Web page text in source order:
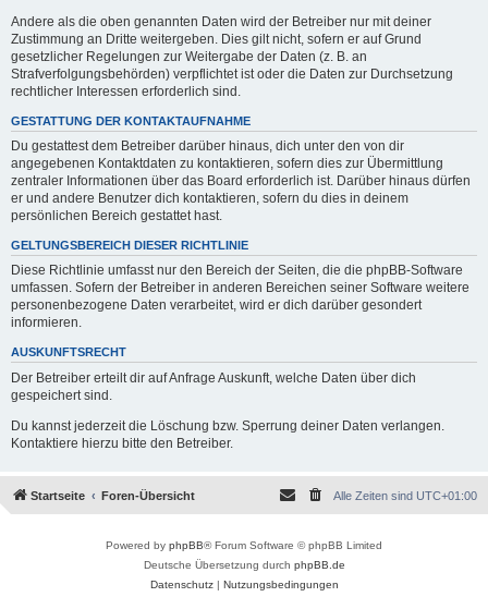
Andere als die oben genannten Daten wird der Betreiber nur mit deiner
Zustimmung an Dritte weitergeben. Dies gilt nicht, sofern er auf Grund
gesetzlicher Regelungen zur Weitergabe der Daten (z. B. an
Strafverfolgungsbehörden) verpflichtet ist oder die Daten zur Durchsetzung
rechtlicher Interessen erforderlich sind.
GESTATTUNG DER KONTAKTAUFNAHME
Du gestattest dem Betreiber darüber hinaus, dich unter den von dir
angegebenen Kontaktdaten zu kontaktieren, sofern dies zur Übermittlung
zentraler Informationen über das Board erforderlich ist. Darüber hinaus dürfen
er und andere Benutzer dich kontaktieren, sofern du dies in deinem
persönlichen Bereich gestattet hast.
GELTUNGSBEREICH DIESER RICHTLINIE
Diese Richtlinie umfasst nur den Bereich der Seiten, die die phpBB-Software
umfassen. Sofern der Betreiber in anderen Bereichen seiner Software weitere
personenbezogene Daten verarbeitet, wird er dich darüber gesondert
informieren.
AUSKUNFTSRECHT
Der Betreiber erteilt dir auf Anfrage Auskunft, welche Daten über dich
gespeichert sind.
Du kannst jederzeit die Löschung bzw. Sperrung deiner Daten verlangen.
Kontaktiere hierzu bitte den Betreiber.
Startseite Foren-Übersicht Alle Zeiten sind UTC+01:00
Powered by phpBB® Forum Software © phpBB Limited
Deutsche Übersetzung durch phpBB.de
Datenschutz| Nutzungsbedingungen